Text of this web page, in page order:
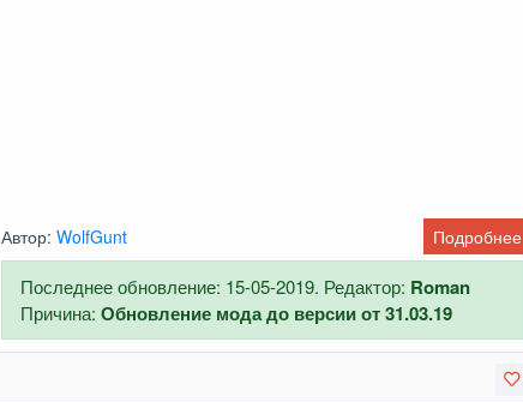
Автор:WolfGunt Подробнее
Последнее обновление: 15-05-2019. Редактор: Roman
Причина:Обновление мода до версии от 31.03.19